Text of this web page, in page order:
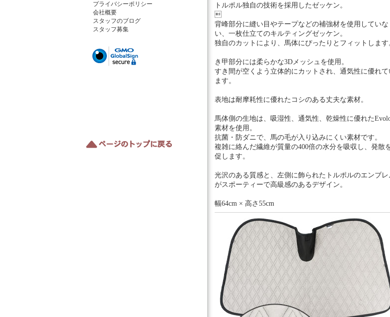
プライバシーポリシー
会社概要
スタッフのブログ
スタッフ募集
トルポル独自の技術を採用したゼッケン。

背峰部分に縫い目やテープなどの補強材を使用していな
い、一枚仕立てのキルティングゼッケン。
独自のカットにより、馬体にぴったりとフィットします
き甲部分には柔らかな3Dメッシュを使用。
すき間が空くよう立体的にカットされ、通気性に優れて
ます。
表地は耐摩耗性に優れたコシのある丈夫な素材。
馬体側の生地は、吸湿性、通気性、乾燥性に優れた
素材を使用。
抗菌・防ダニで、馬の毛が入り込みにくい素材です。
複雑に絡んだ繊維が質量の400倍の水分を吸収し、発散
促します。
光沢のある質感と、左側に飾られたトルポルのエンブレ
がスポーティーで高級感のあるデザイン。
幅64cm × 高さ55cm